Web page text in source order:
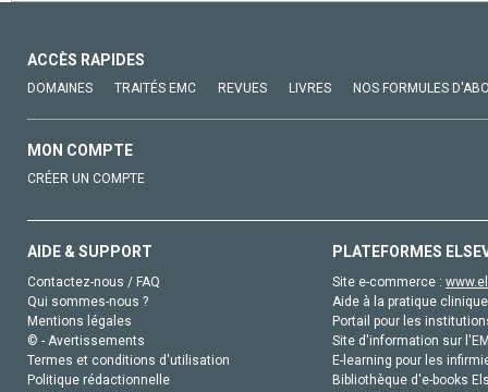
ACCÈS RAPIDES
DOMAINES TRAITÉS EMC REVUES LIVRES NOS FORMULES
MON COMPTE
CRÉER UN COMPTE
AIDE & SUPPORT
Contactez-nous / FAQ
Qui sommes-nous ?
Mentions légales
© - Avertissements
Termes et conditions d'utilisation
Politique rédactionnelle
PLATEFORMES
Site e-commerce :
Aide à la pratique
Portail pour les
Site d'information sur
E-learning pour les
Bibliothèque d'e-books